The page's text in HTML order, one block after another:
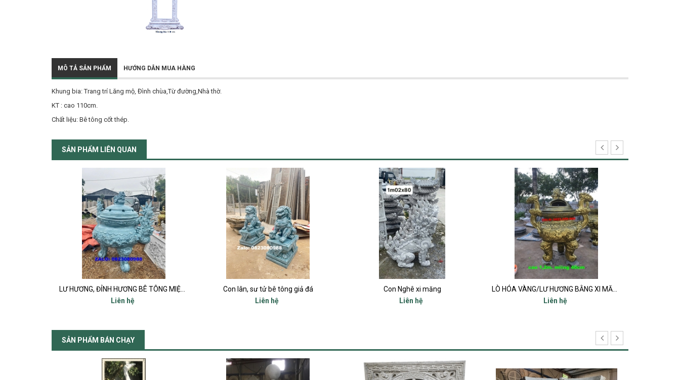
MÔ TẢ SẢN PHẨM HƯỚNG DẪN MUA HÀNG
Khung bia: Trang trí Lăng mộ, Đình chùa,Từ đường,Nhà thờ.
KT : cao 110cm.
Chất liệu: Bê tông cốt thép.
SẢN PHẨM LIÊN QUAN
Liên hệ
Con lân, sư tử bê tông giả đá
Liên hệ
Con Nghê xi măng
Liên hệ
Liên hệ
SẢN PHẨM BÁN CHẠY